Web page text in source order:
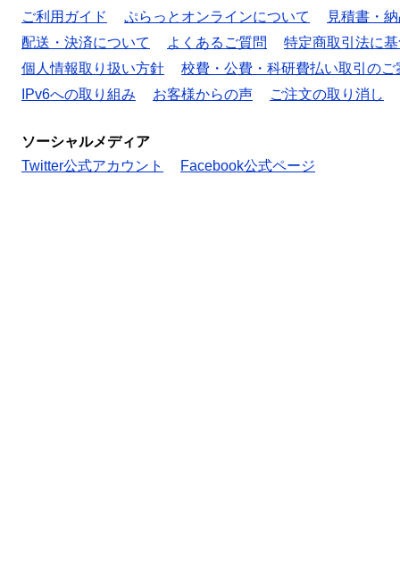
ご利用ガイド
ぷらっとオンラインについて
見積書・
配送・決済について
よくあるご質問
特定商取引法に
個人情報取り扱い方針
校費・公費・科研費払い取引のご
IPv6への取り組み
お客様からの声 ご注文の取り消し
ソーシャルメディア
Twitter公式アカウント
Facebook公式ページ